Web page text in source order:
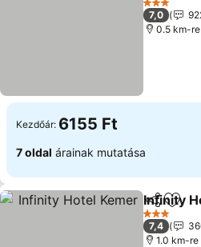
3 Kategória
7,0
0.5 km-
Kezdőár: 6155 Ft
7 oldal árainak mutatása
Infinity
3 Kategória
7,4
1.0 km-